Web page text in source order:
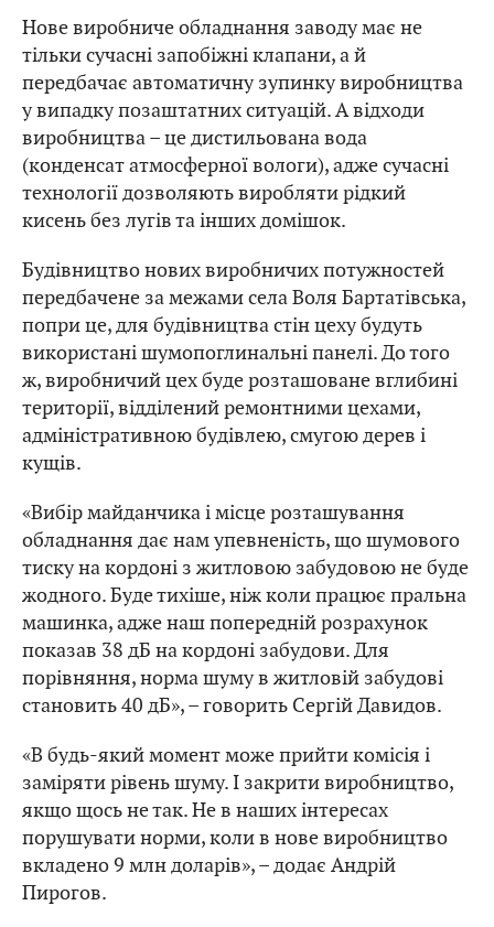
Нове виробниче обладнання заводу має не
тільки сучасні запобіжні клапани, а й
передбачає автоматичну зупинку виробництва
у випадку позаштатних ситуацій. А відходи
виробництва – це дистильована вода
(конденсат атмосферної вологи), адже сучасні
технології дозволяють виробляти рідкий
кисень без лугів та інших домішок.
Будівництво нових виробничих потужностей
передбачене за межами села Воля Бартатівська,
попри це, для будівництва стін цеху будуть
використані шумопоглинальні панелі. До того
ж, виробничий цех буде розташоване вглибині
території, відділений ремонтними цехами,
адміністративною будівлею, смугою дерев і
кущів.
«Вибір майданчика і місце розташування
обладнання дає нам упевненість, що шумового
тиску на кордоні з житловою забудовою не буде
жодного. Буде тихіше, ніж коли працює пральна
машинка, адже наш попередній розрахунок
показав 38 дБ на кордоні забудови. Для
порівняння, норма шуму в житловій забудові
становить 40 дБ», – говорить Сергій Давидов.
«В будь-який момент може прийти комісія і
заміряти рівень шуму. І закрити виробництво,
якщо щось не так. Не в наших інтересах
порушувати норми, коли в нове виробництво
вкладено 9 млн доларів», – додає Андрій
Пирогов.